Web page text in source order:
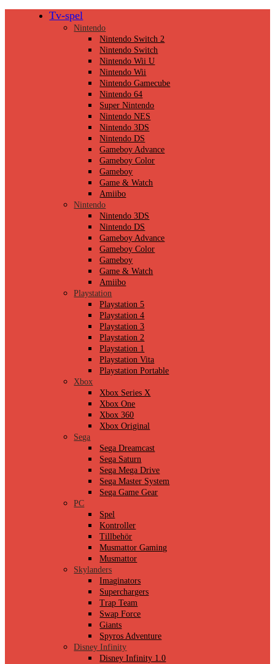
Tv-spel
Nintendo
Nintendo Switch 2
Nintendo Switch
Nintendo Wii U
Nintendo Wii
Nintendo Gamecube
Nintendo 64
Super Nintendo
Nintendo NES
Nintendo 3DS
Nintendo DS
Gameboy Advance
Gameboy Color
Gameboy
Game & Watch
Amiibo
Nintendo
Nintendo 3DS
Nintendo DS
Gameboy Advance
Gameboy Color
Gameboy
Game & Watch
Amiibo
Playstation
Playstation 5
Playstation 4
Playstation 3
Playstation 2
Playstation 1
Playstation Vita
Playstation Portable
Xbox
Xbox Series X
Xbox One
Xbox 360
Xbox Original
Sega
Sega Dreamcast
Sega Saturn
Sega Mega Drive
Sega Master System
Sega Game Gear
PC
Spel
Kontroller
Tillbehör
Musmattor Gaming
Musmattor
Skylanders
Imaginators
Superchargers
Trap Team
Swap Force
Giants
Spyros Adventure
Disney Infinity
Disney Infinity 1.0